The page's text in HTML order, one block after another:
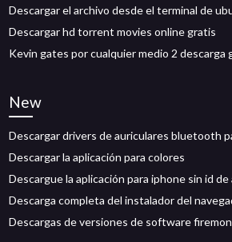
Descargar el archivo desde el terminal de
Descargar hd torrent movies online gratis
Kevin gates por cualquier medio 2 descarga
New
Descargar drivers de auriculares bluetooth
Descargar la aplicación para colores
Descargue la aplicación para iphone sin id de
Descarga completa del instalador del
Descargas de versiones de software firemon